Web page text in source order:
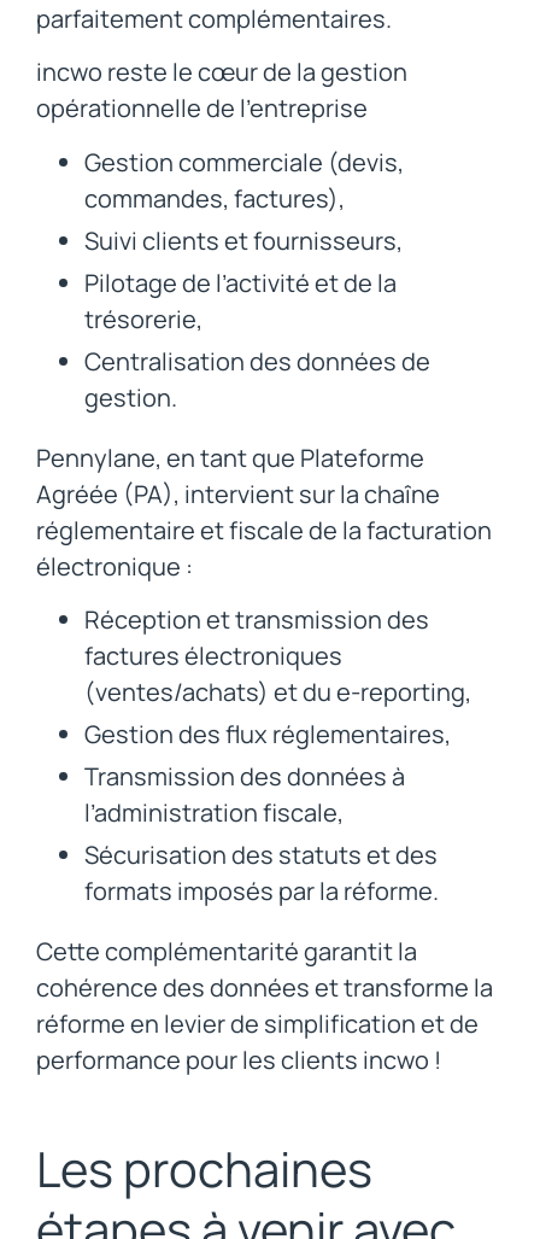
parfaitement complémentaires.
incwo reste le cœur de la gestion
opérationnelle de l’entreprise
Gestion commerciale (devis,
commandes, factures),
Suivi clients et fournisseurs,
Pilotage de l’activité et de la
trésorerie,
Centralisation des données de
gestion.
Pennylane, en tant que Plateforme
Agréée (PA), intervient sur la chaîne
réglementaire et fiscale de la facturation
électronique :
Réception et transmission des
factures électroniques
(ventes/achats) et du e-reporting,
Gestion des flux réglementaires,
Transmission des données à
l’administration fiscale,
Sécurisation des statuts et des
formats imposés par la réforme.
Cette complémentarité garantit la
cohérence des données et transforme la
réforme en levier de simplification et de
performance pour les clients incwo !
Les prochaines